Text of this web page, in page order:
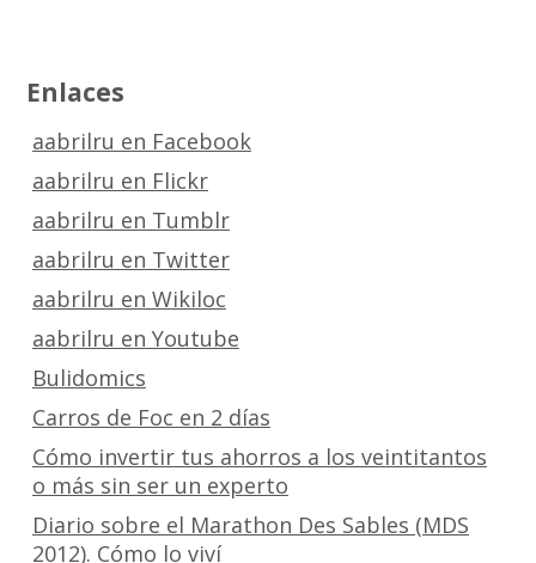
Enlaces
aabrilru en Facebook
aabrilru en Flickr
aabrilru en Tumblr
aabrilru en Twitter
aabrilru en Wikiloc
aabrilru en Youtube
Bulidomics
Carros de Foc en 2 días
Cómo invertir tus ahorros a los veintitantos
o más sin ser un experto
Diario sobre el Marathon Des Sables (MDS
2012). Cómo lo viví